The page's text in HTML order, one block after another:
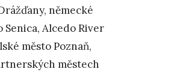
německé
Alcedo River
město Poznaň,
městech